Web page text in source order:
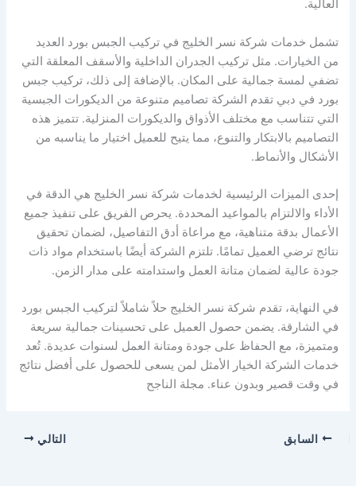
العالية.
تشمل خدمات شركة نسر الخليج في تركيب الجبس بورد العديد
من الخيارات. مثل تركيب الجدران الداخلية والأسقف المعلقة التي
تضفي لمسة جمالية على المكان. بالإضافة إلى ذلك، تركيب جبس
بورد في دبي تقدم الشركة تصاميم متنوعة من الديكورات الجبسية
التي تتناسب مع مختلف الأذواق والديكورات المنزلية. تتميز هذه
التصاميم بالابتكار والتنوع، مما يتيح للعميل اختيار ما يناسبه من
الأشكال والأنماط.
إحدى الميزات الرئيسية لخدمات شركة نسر الخليج هي الدقة في
الأداء والالتزام بالمواعيد المحددة. يحرص الفريق على تنفيذ جميع
الأعمال بدقة متناهية، مع مراعاة أدق التفاصيل، لضمان تحقيق
نتائج ترضي العميل تمامًا. تلتزم الشركة أيضًا باستخدام مواد ذات
جودة عالية لضمان متانة العمل واستدامته على مدار الزمن.
في النهاية، تقدم شركة نسر الخليج حلاً شاملاً لتركيب الجبس بورد
في الشارقة. يضمن حصول العميل على تحسينات جمالية سريعة
ومتميزة، مع الحفاظ على جودة ومتانة العمل لسنوات عديدة. تُعد
خدمات الشركة الخيار الأمثل لمن يسعى للحصول على أفضل نتائج
في وقت قصير وبدون عناء. مجلة الناجح
السابق التالي